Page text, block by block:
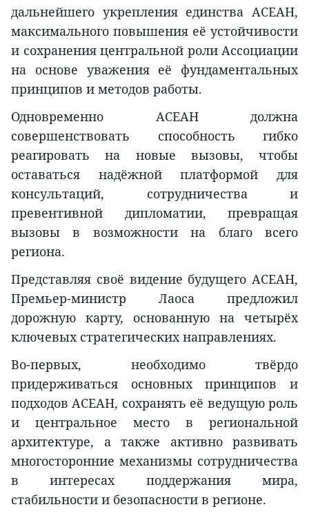
дальнейшего укрепления единства АСЕАН,
максимального повышения её устойчивости
и сохранения центральной роли Ассоциации
на основе уважения её фундаментальных
принципов и методов работы.
Одновременно АСЕАН должна
совершенствовать способность гибко
реагировать на новые вызовы, чтобы
оставаться надёжной платформой для
консультаций, сотрудничества и
превентивной дипломатии, превращая
вызовы в возможности на благо всего
региона.
Представляя своё видение будущего АСЕАН,
Премьер-министр Лаоса предложил
дорожную карту, основанную на четырёх
ключевых стратегических направлениях.
Во-первых, необходимо твёрдо
придерживаться основных принципов и
подходов АСЕАН, сохранять её ведущую роль
и центральное место в региональной
архитектуре, а также активно развивать
многосторонние механизмы сотрудничества
в интересах поддержания мира,
стабильности и безопасности в регионе.